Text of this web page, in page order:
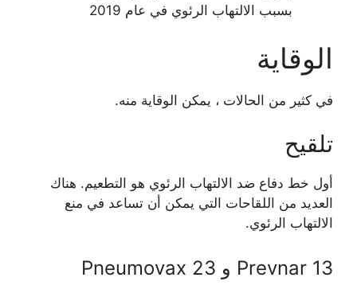
بسبب الالتهاب الرئوي في عام 2019
الوقاية
في كثير من الحالات ، يمكن الوقاية منه.
تلقيح
أول خط دفاع ضد الالتهاب الرئوي هو التطعيم. هناك
العديد من اللقاحات التي يمكن أن تساعد في منع
الالتهاب الرئوي.
Prevnar 13 و Pneumovax 23